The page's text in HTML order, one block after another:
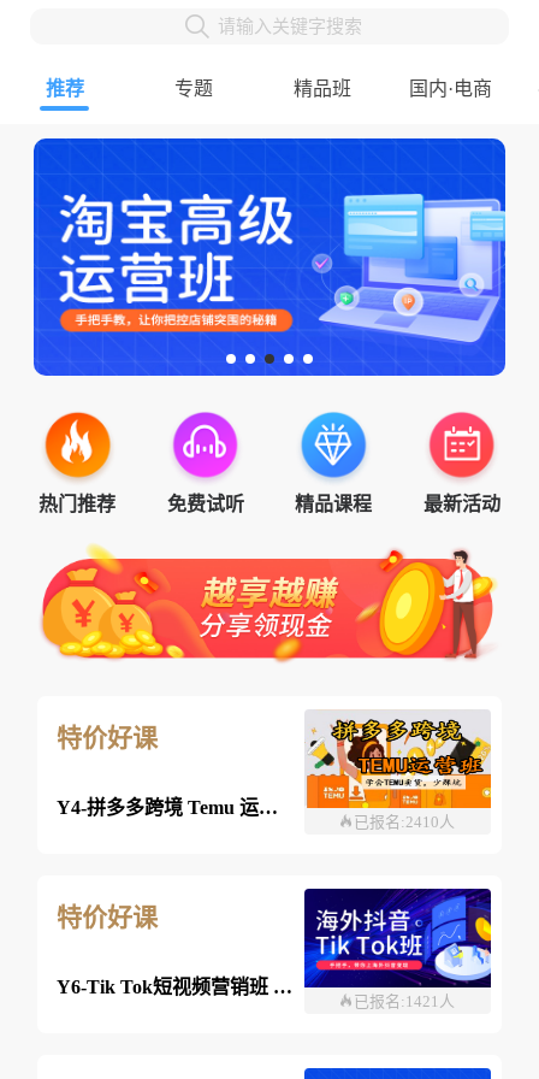
请输入关键字搜索
推荐 专题 精品班 国内·电商
热门推荐 免费试听 精品课程 最新活动
特价好课
Y4-拼多多跨境 Temu 运营班-26年08月08日（双师）
已报名:2410人
特价好课
Y6-Tik Tok短视频营销班 2026年8月03日 （线上）
已报名:1421人